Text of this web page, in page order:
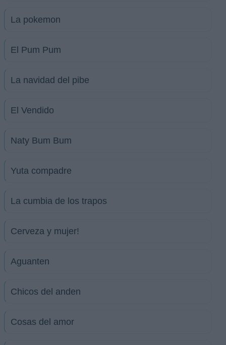
La pokemon
El Pum Pum
La navidad del pibe
El Vendido
Naty Bum Bum
Yuta compadre
La cumbia de los trapos
Cerveza y mujer!
Aguanten
Chicos del anden
Cosas del amor